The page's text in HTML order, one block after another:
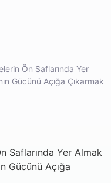
Ön Saflarında Yer
Gücünü Açığa Çıkarmak
Saflarında Yer Almak
Gücünü Açığa